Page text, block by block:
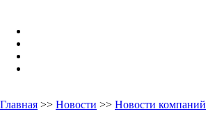
Главная >> Новости >> Новости компаний